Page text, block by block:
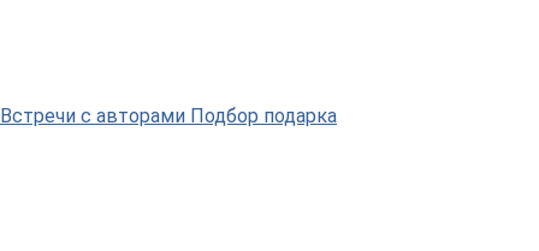
Встречи с авторами Подбор подарка